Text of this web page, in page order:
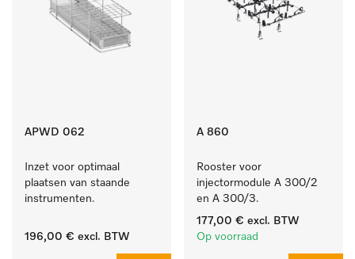
APWD 062
Inzet voor optimaal
plaatsen van staande
instrumenten.
196,00 € excl. BTW
A 860
Rooster voor
injectormodule A 300/2
en A 300/3.
177,00 € excl. BTW
Op voorraad